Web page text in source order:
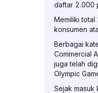
daftar 2.000
Memiliki
konsumen
Berbagai
Commercial
juga telah
Olympic
Sejak masuk